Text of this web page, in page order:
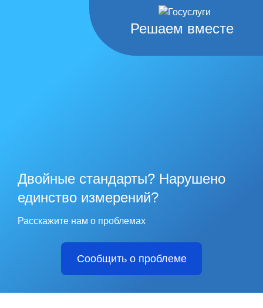
Решаем вместе
Двойные стандарты? Нарушено
единство измерений?
Расскажите нам о проблемах
Сообщить о проблеме